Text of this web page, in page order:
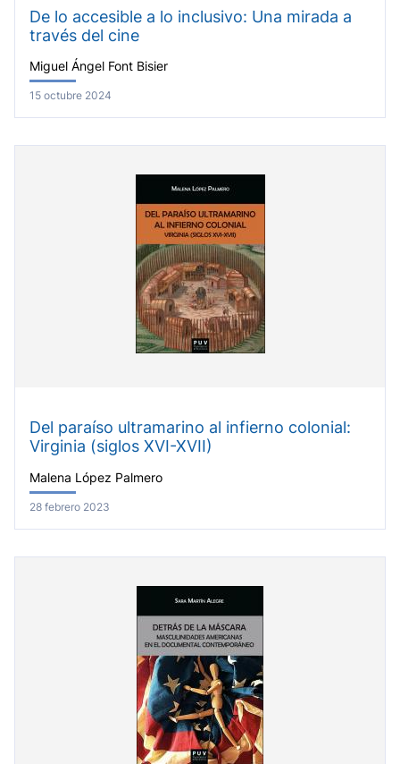
De lo accesible a lo inclusivo: Una mirada a
través del cine
Miguel Ángel Font Bisier
15 octubre 2024
Del paraíso ultramarino al infierno colonial:
Virginia (siglos XVI-XVII)
Malena López Palmero
28 febrero 2023